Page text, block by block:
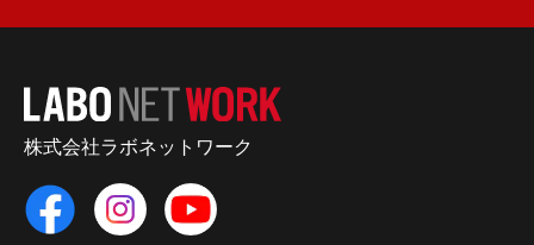
株式会社ラボネットワーク